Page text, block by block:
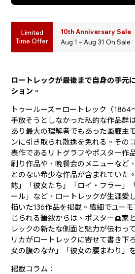
Limited
Time Offer
10th Anniversary Sale
Aug 1 – Aug 31 On Sale
ロートレックが最後まで自身の手元
ション。
トゥールーズ＝ロートレック（1864
手放そうとしなかった私的な作品群
あり最大の理解者でもあった画廊主
ンに引き取られ散逸を免れる。その
表作であるリトグラフやポスター作
刷り作品や、晩餐会のメニューなど
とのない希少な作品が含まれていた
誌」「彼女たち」「ロイ・フラー」
ール」など、ロートレックが生涯愛
描いた136作品を掲載。繊細でユー
じられる筆致からは、ポスター画家
レックの新たな側面と魅力が伝わっ
リカがロートレックに寄せて書き下
女の腹のなか」「彼女の腰まわり」
掲載コラム：